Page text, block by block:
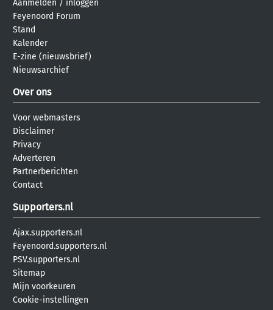
Aanmelden / inloggen
Feyenoord Forum
Stand
Kalender
E-zine (nieuwsbrief)
Nieuwsarchief
Over ons
Voor webmasters
Disclaimer
Privacy
Adverteren
Partnerberichten
Contact
Supporters.nl
Ajax.supporters.nl
Feyenoord.supporters.nl
PSV.supporters.nl
Sitemap
Mijn voorkeuren
Cookie-instellingen